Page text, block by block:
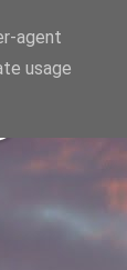
agent
usage